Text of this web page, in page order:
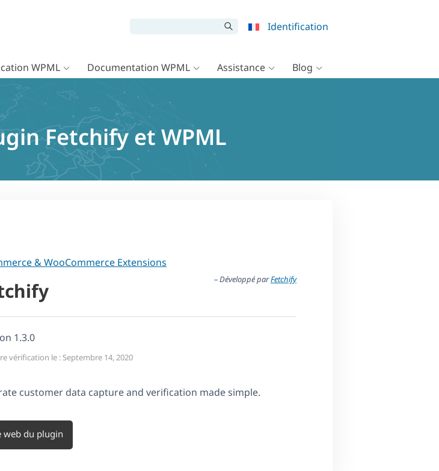
Identification
WPML Documentation WPML Assistance Blog
Fetchify et WPML
& WooCommerce Extensions
– Développé parFetchify
1.3.0
vérification le : Septembre 14, 2020
customer data capture and verification made simple.
web du plugin